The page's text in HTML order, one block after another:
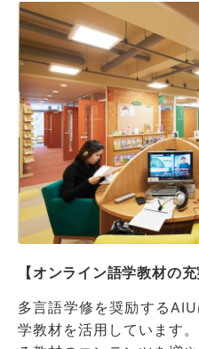
【オンライン語学教材の充
多言語学修を奨励する
学教材を活用しています